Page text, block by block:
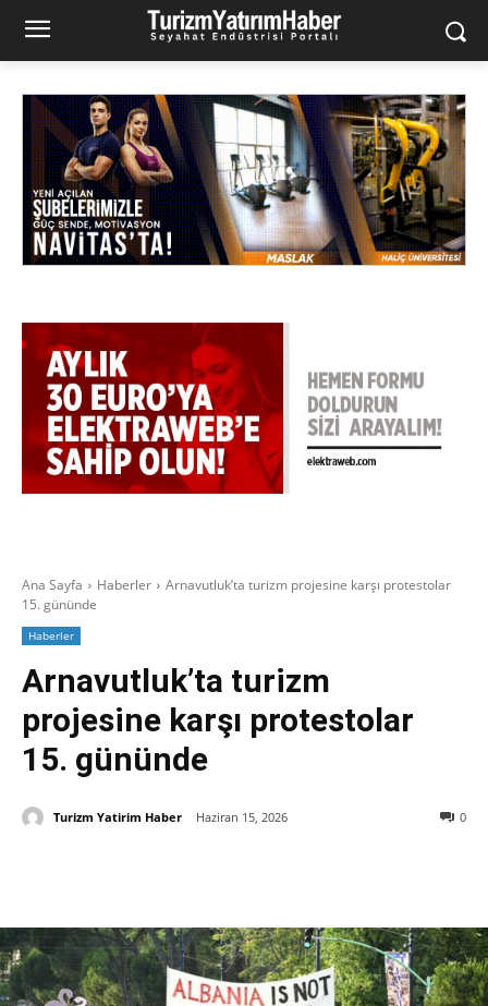
Ana Sayfa Haberler
Arnavutluk’ta turizm projesine karşı protestolar
15. gününde
Haberler
Arnavutluk’ta turizm
projesine karşı protestolar
15. gününde
0
Turizm Yatirim Haber Haziran 15, 2026